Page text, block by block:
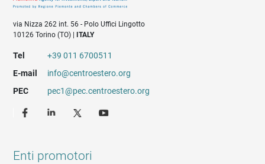
via Nizza 262 int. 56 - Polo Uffici Lingotto
10126 Torino (TO) |
ITALY
Tel
+39 011 6700511
E-mail
info@centroestero.org
PEC
pec1@pec.centroestero.org
Enti promotori